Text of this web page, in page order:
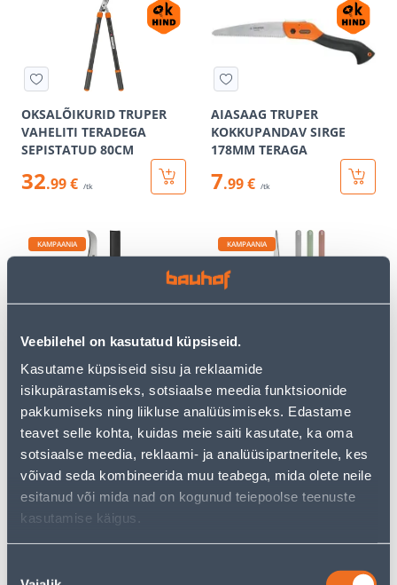
Veebilehel on kasutatud küpsiseid.
Kasutame küpsiseid sisu ja reklaamide
isikupärastamiseks, sotsiaalse meedia funktsioonide
pakkumiseks ning liikluse analüüsimiseks. Edastame
teavet selle kohta, kuidas meie saiti kasutate, ka oma
sotsiaalse meedia, reklaami- ja analüüsipartneritele, kes
võivad seda kombineerida muu teabega, mida olete neile
esitanud või mida nad on kogunud teiepoolse teenuste
kasutamise käigus.
OKSALÕIKURID TRUPER
VAHELITI TERADEGA
SEPISTATUD 80CM
32.99 € /tk
AIASAAG TRUPER
KOKKUPANDAV SIRGE
178MM TERAGA
7.99 € /tk
KAMPAANIA
NUGA GARDENA
HOIDIKUGA VEGGIECUT
16
KAMPAANIA
KÄÄRIDE KOMPLEKT
GARDENA FRESHCUT
20
KAMPAANIA KAMPAANIA